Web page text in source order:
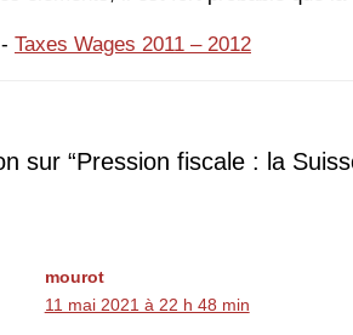
Taxes Wages 2011 – 2012
sur “Pression fiscale : la
mourot
11 mai 2021 à 22 h 48 min